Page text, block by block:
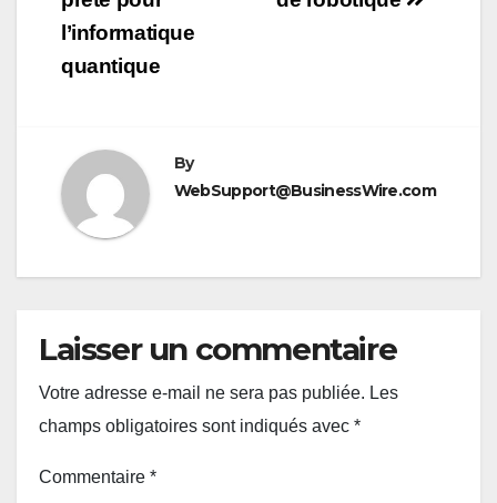
l’informatique
quantique
By
WebSupport@BusinessWire.com
Laisser un commentaire
Votre adresse e-mail ne sera pas publiée. Les
champs obligatoires sont indiqués avec *
Commentaire *